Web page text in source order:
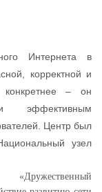
Интернета в
корректной и
– он
эффективным
Центр был
узел